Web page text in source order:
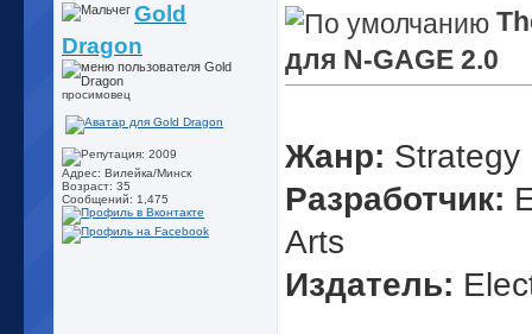
Gold
Dragon
просимовец
Адрес: Вилейка/Минск
Возраст: 35
Сообщений: 1,475
для N-GAGE 2.0
Жанр: Strategy
Разработчик:
Arts
Издатель: